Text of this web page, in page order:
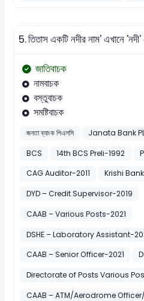
5.তিতাস একটি নদীর নাম' এখানে
জাতিবাচক
নামবাচক
বস্তুবাচক
সমষ্টিবাচক
জনতা ব্যাংক পিএলসি
Janata Bank
BCS
14th BCS Preli-1992
CAG Auditor-2011
Krishi Bank
DYD – Credit Supervisor-2019
CAAB – Various Posts-2021
DSHE – Laboratory Assistant-
CAAB – Senior Officer-2021
Directorate of Posts Various
CAAB – ATM/Aerodrome